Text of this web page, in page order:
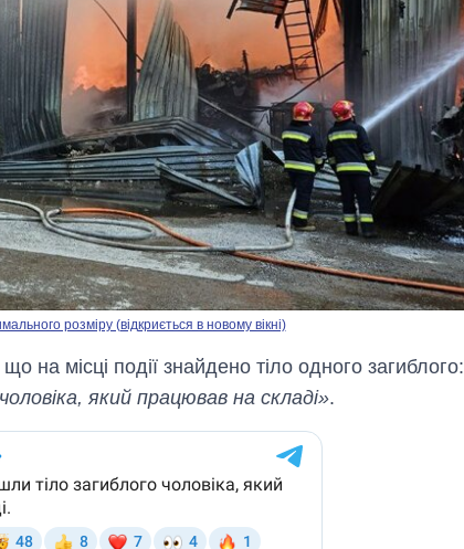
розміру (відкриється в новому вікні)
місці події знайдено тіло одного загиблого:
який працював на складі».